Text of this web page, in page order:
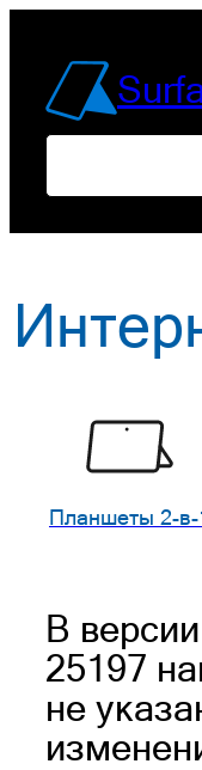
содержимому
Планшеты 2-в-
В
25197
не